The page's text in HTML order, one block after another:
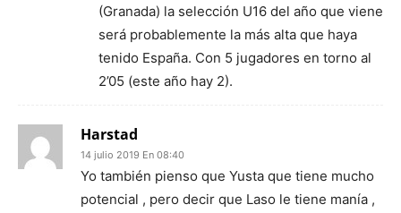
(Granada) la selección U16 del año que viene
será probablemente la más alta que haya
tenido España. Con 5 jugadores en torno al
2’05 (este año hay 2).
Harstad
14 julio 2019 En 08:40
Yo también pienso que Yusta que tiene mucho
potencial , pero decir que Laso le tiene manía ,